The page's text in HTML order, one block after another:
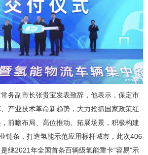
务副市长张贵宝发表致辞，他表示，保定市
产业技术革命新趋势，大力抢抓国家政策红
前瞻布局、高位推动、拓展场景，积极构建
链条，打造氢能示范应用标杆城市，此次406
继2021年全国首条百辆级氢能重卡“容易”示